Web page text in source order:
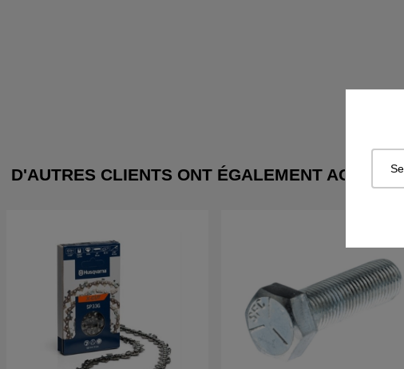
D'AUTRES CLIENTS ONT ÉGALEMENT ACHETÉ